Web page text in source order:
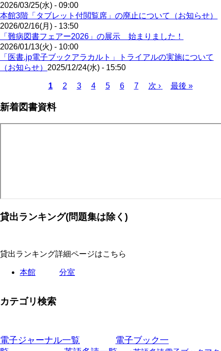
2026/03/25(水) - 09:00
本館3階「タブレット付閲覧席」の廃止について（お知らせ）
2026/02/16(月) - 13:50
「難病図書フェアー2026」の展示 始まりました！
2026/01/13(火) - 10:00
「医書.jp電子ブックアラカルト」トライアルの実施について
（お知らせ） 2025/12/24(水) - 15:50
ー
カ
ン
1 Page
2 Page
3 Page
4 Page
5 Page
6 Page
7
次
次 ›
最
最後 »
新着図書資料
貸出ランキング(問題集は除く)
貸出ランキング詳細ページはこちら
本館 分室
カテゴリ検索
電子ジャーナル一覧
電子ブック一